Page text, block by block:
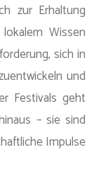
zur Erhaltung
Wissen
sich in
und
Festivals geht
– sie sind
Impulse